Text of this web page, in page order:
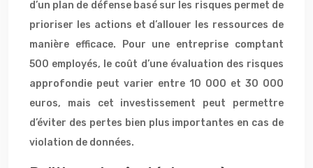
d’un plan de défense basé sur les risques permet de
prioriser les actions et d’allouer les ressources de
manière efficace. Pour une entreprise comptant
500 employés, le coût d’une évaluation des risques
approfondie peut varier entre 10 000 et 30 000
euros, mais cet investissement peut permettre
d’éviter des pertes bien plus importantes en cas de
violation de données.